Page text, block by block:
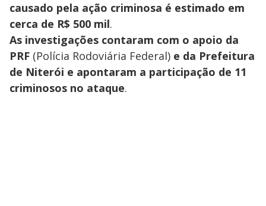
causado pela ação criminosa é estimado em
cerca de R$ 500 mil.
As investigações contaram com o apoio da
PRF (Polícia Rodoviária Federal) e da Prefeitura
de Niterói e apontaram a participação de 11
criminosos no ataque.